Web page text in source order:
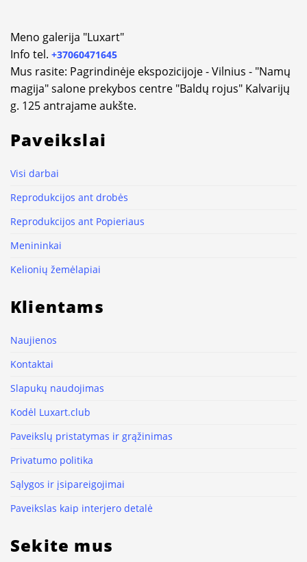
Meno galerija "Luxart"
Info tel. +37060471645
Mus rasite: Pagrindinėje ekspozicijoje - Vilnius - "Namų
magija" salone prekybos centre "Baldų rojus" Kalvarijų
g. 125 antrajame aukšte.
Paveikslai
Visi darbai
Reprodukcijos ant drobės
Reprodukcijos ant Popieriaus
Menininkai
Kelionių žemėlapiai
Klientams
Naujienos
Kontaktai
Slapukų naudojimas
Kodėl Luxart.club
Paveikslų pristatymas ir grąžinimas
Privatumo politika
Sąlygos ir įsipareigojimai
Paveikslas kaip interjero detalė
Sekite mus